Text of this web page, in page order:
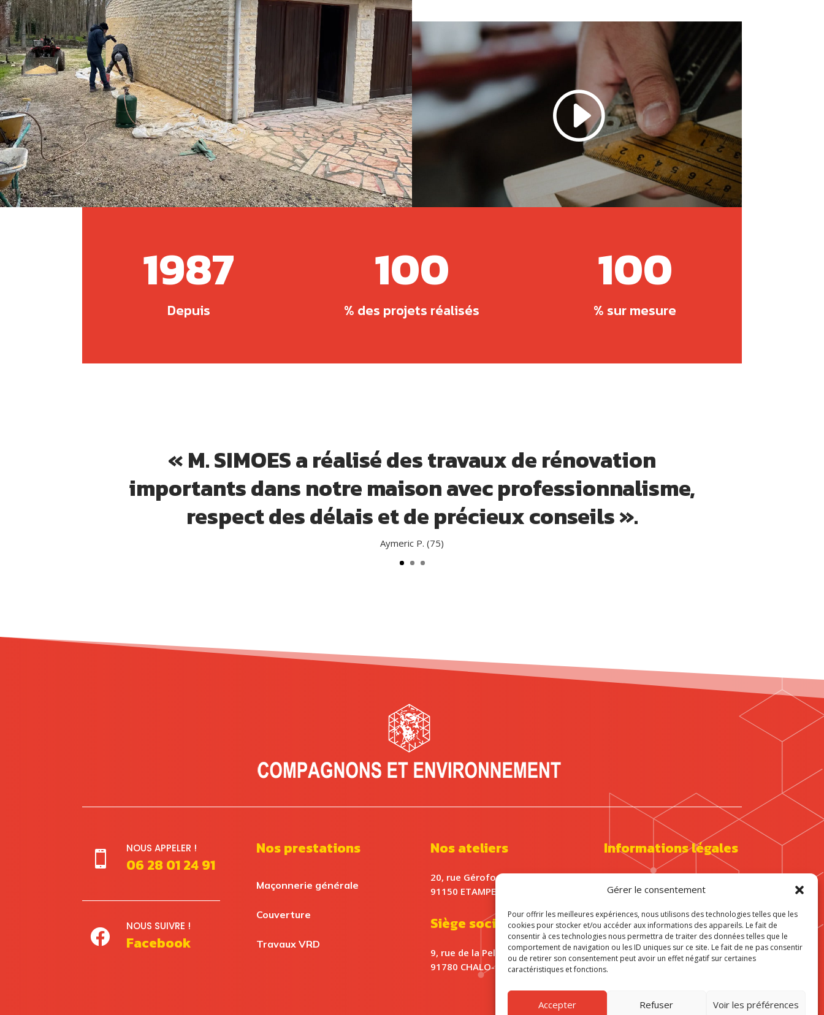
Gérer le consentement
Pour offrir les meilleures expériences, nous utilisons des technologies telles que les
cookies pour stocker et/ou accéder aux informations des appareils. Le fait de
consentir à ces technologies nous permettra de traiter des données telles que le
comportement de navigation ou les ID uniques sur ce site. Le fait de ne pas consentir
ou de retirer son consentement peut avoir un effet négatif sur certaines
caractéristiques et fonctions.
Accepter Refuser Voir les préférences
1987
Depuis
100
% des projets réalisés
100
% sur mesure
« M. SIMOES a réalisé des travaux de rénovation
importants dans notre maison avec professionnalisme,
respect des délais et de précieux conseils ».
Aymeric P. (75)

NOUS APPELER !
06 28 01 24 91

NOUS SUIVRE !
Facebook
Nos prestations
Maçonnerie générale
Couverture
Travaux VRD
Nos ateliers
20, rue Gérofosse
91150 ETAMPES
Siège social
9, rue de la Pelleterie
91780 CHALO-SAINT-MARS
Informations légales
Mentions légales
Politique de cookies